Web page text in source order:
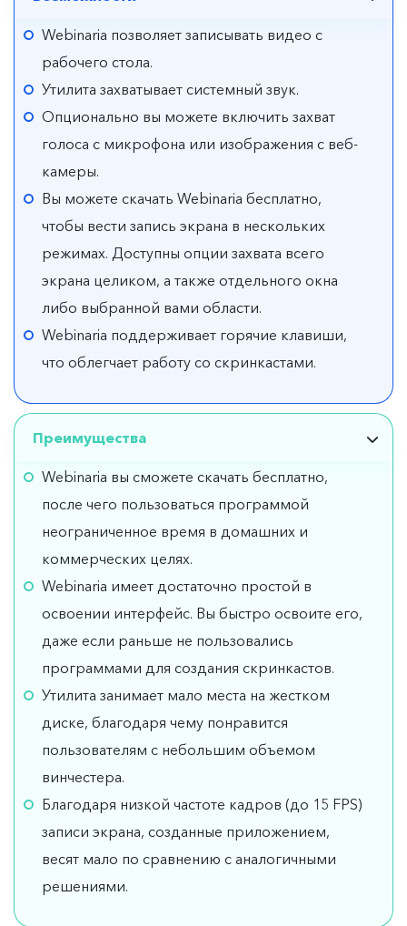
Webinaria позволяет записывать видео с
рабочего стола.
Утилита захватывает системный звук.
Опционально вы можете включить захват
голоса с микрофона или изображения с веб-
камеры.
Вы можете скачать Webinaria бесплатно,
чтобы вести запись экрана в нескольких
режимах. Доступны опции захвата всего
экрана целиком, а также отдельного окна
либо выбранной вами области.
Webinaria поддерживает горячие клавиши,
что облегчает работу со скринкастами.
Преимущества
Webinaria вы сможете скачать бесплатно,
после чего пользоваться программой
неограниченное время в домашних и
коммерческих целях.
Webinaria имеет достаточно простой в
освоении интерфейс. Вы быстро освоите его,
даже если раньше не пользовались
программами для создания скринкастов.
Утилита занимает мало места на жестком
диске, благодаря чему понравится
пользователям с небольшим объемом
винчестера.
Благодаря низкой частоте кадров (до 15 FPS)
записи экрана, созданные приложением,
весят мало по сравнению с аналогичными
решениями.